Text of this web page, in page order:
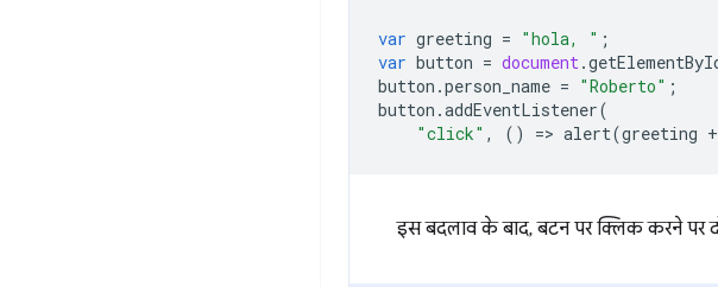
var greeting = "hola, " ;
var button = document.
button .person_name = "Roberto" ;
button .addEventListener(
"click" , () => alert(greeting +
इस बदलाव के बाद, बटन पर क्लिक करने पर